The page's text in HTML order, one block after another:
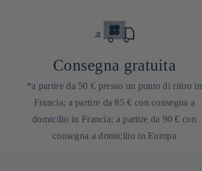
Consegna gratuita
*a partire da 50 € presso un punto di ritiro in
Francia; a partire da 85 € con consegna a
domicilio in Francia; a partire da 90 € con
consegna a domicilio in Europa